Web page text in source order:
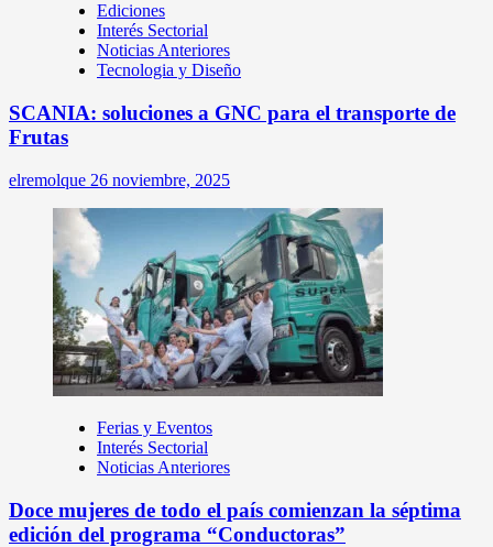
Ediciones
Interés Sectorial
Noticias Anteriores
Tecnologia y Diseño
SCANIA: soluciones a GNC para el transporte de
Frutas
elremolque 26 noviembre, 2025
Ferias y Eventos
Interés Sectorial
Noticias Anteriores
Doce mujeres de todo el país comienzan la séptima
edición del programa “Conductoras”